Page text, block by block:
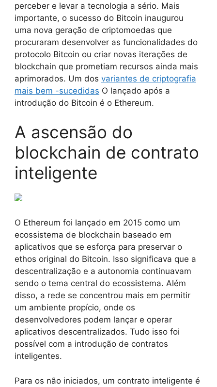
perceber e levar a tecnologia a sério. Mais
importante, o sucesso do Bitcoin inaugurou
uma nova geração de criptomoedas que
procuraram desenvolver as funcionalidades do
protocolo Bitcoin ou criar novas iterações de
blockchain que prometiam recursos ainda mais
aprimorados. Um dos variantes de criptografia
mais bem -sucedidas O lançado após a
introdução do Bitcoin é o Ethereum.
A ascensão do
blockchain de contrato
inteligente
O Ethereum foi lançado em 2015 como um
ecossistema de blockchain baseado em
aplicativos que se esforça para preservar o
ethos original do Bitcoin. Isso significava que a
descentralização e a autonomia continuavam
sendo o tema central do ecossistema. Além
disso, a rede se concentrou mais em permitir
um ambiente propício, onde os
desenvolvedores podem lançar e operar
aplicativos descentralizados. Tudo isso foi
possível com a introdução de contratos
inteligentes.
Para os não iniciados, um contrato inteligente é